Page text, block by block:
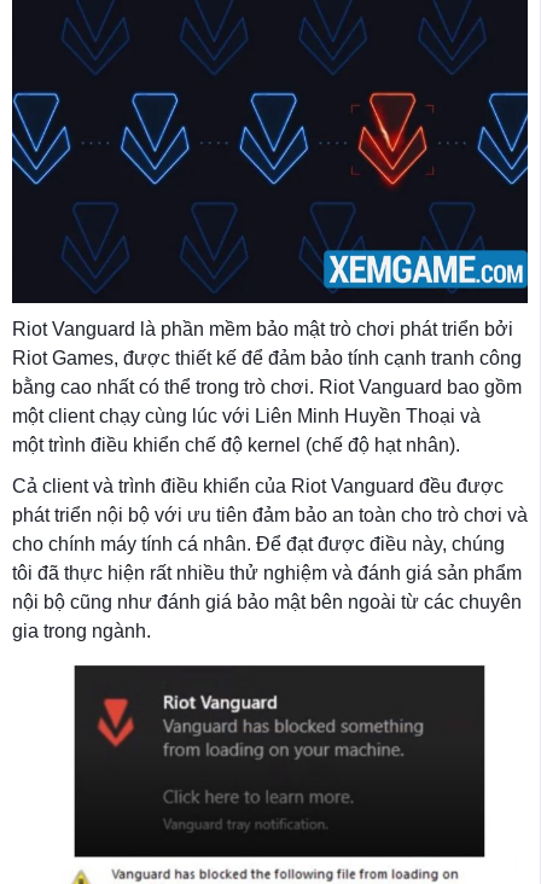
Riot Vanguard là phần mềm bảo mật trò chơi phát triển bởi
Riot Games, được thiết kế để đảm bảo tính cạnh tranh công
bằng cao nhất có thể trong trò chơi. Riot Vanguard bao gồm
một client chạy cùng lúc với Liên Minh Huyền Thoại và
một trình điều khiển chế độ kernel (chế độ hạt nhân).
Cả client và trình điều khiển của Riot Vanguard đều được
phát triển nội bộ với ưu tiên đảm bảo an toàn cho trò chơi và
cho chính máy tính cá nhân. Để đạt được điều này, chúng
tôi đã thực hiện rất nhiều thử nghiệm và đánh giá sản phẩm
nội bộ cũng như đánh giá bảo mật bên ngoài từ các chuyên
gia trong ngành.